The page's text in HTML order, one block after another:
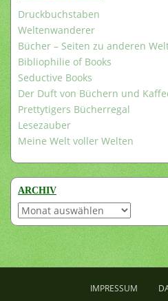
Druckbuchstaben
Weltenwanderer
Bücher – Seiten zu anderen
Bibliophilie of Books
Seductive Books
Der Duft von Büchern und
Prettytigers Bücherregal
Lesezauber
Meine Welt voller Welten
ARCHIV
Archiv
IMPRESSUM